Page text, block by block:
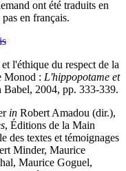
ont été traduits en
en français.
l'éthique du respect de la
Monod : L'hippopotame et
Babel, 2004, pp. 333-339.
in Robert Amadou (dir.),
, Éditions de la Main
des textes et témoignages
Minder, Maurice
Maurice Goguel,